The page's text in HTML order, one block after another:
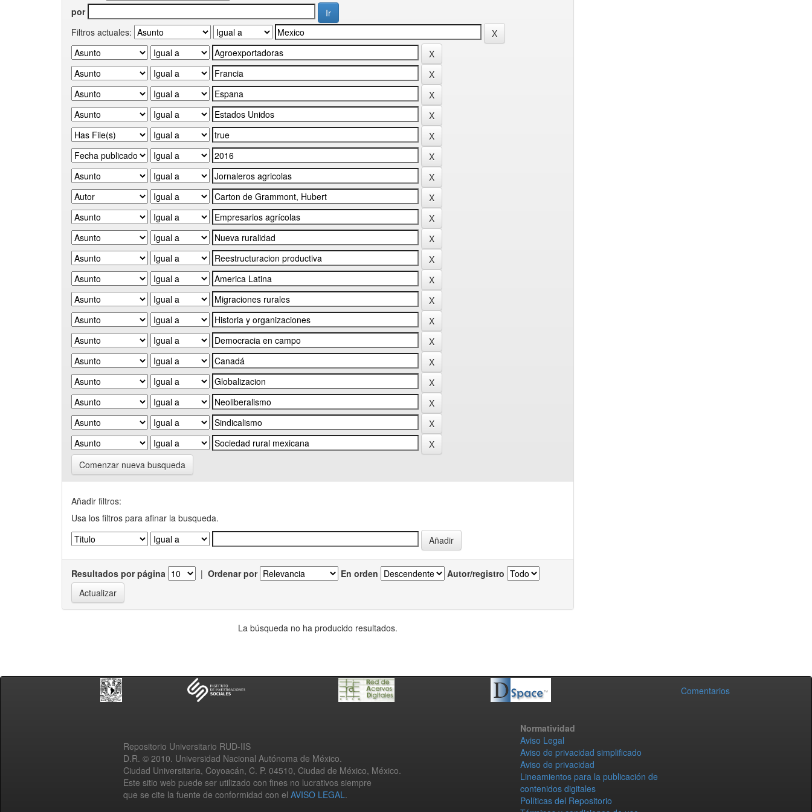
por
Filtros actuales:
Comenzar nueva busqueda
Añadir filtros:
Usa los filtros para afinar la busqueda.
Resultados por página | Ordenar por En orden Autor/registro
La búsqueda no ha producido resultados.
Comentarios
Repositorio Universitario RUD-IIS
D.R. © 2010. Universidad Nacional Autónoma de México.
Ciudad Universitaria, Coyoacán, C. P. 04510, Ciudad de México, México.
Este sitio web puede ser utilizado con fines no lucrativos siempre
que se cite la fuente de conformidad con el AVISO LEGAL.
Normatividad
Aviso Legal
Aviso de privacidad simplificado
Aviso de privacidad
Lineamientos para la publicación de
contenidos digitales
Políticas del Repositorio